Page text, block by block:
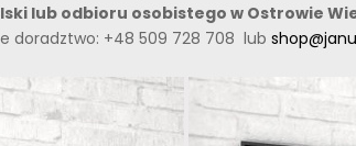
lub odbioru osobistego w Ostrowie
doradztwo: +48 509 728 708 lub